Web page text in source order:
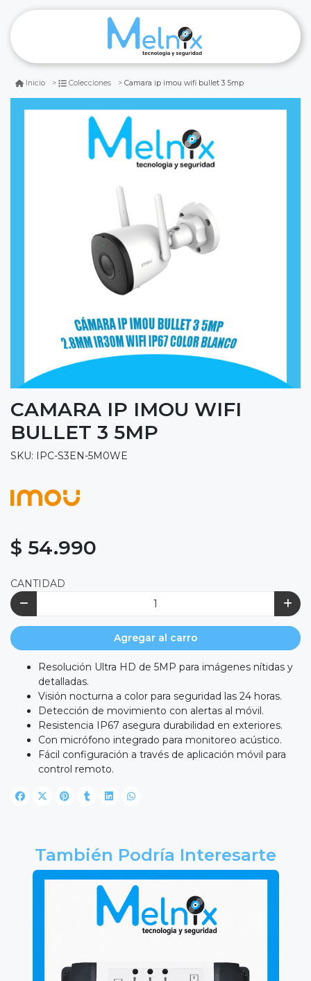
Inicio Colecciones Camara ip imou wifi bullet 3 5mp
CAMARA IP IMOU WIFI
BULLET 3 5MP
SKU: IPC-S3EN-5M0WE
$ 54.990
CANTIDAD
Agregar al carro
Resolución Ultra HD de 5MP para imágenes nítidas y
detalladas.
Visión nocturna a color para seguridad las 24 horas.
Detección de movimiento con alertas al móvil.
Resistencia IP67 asegura durabilidad en exteriores.
Con micrófono integrado para monitoreo acústico.
Fácil configuración a través de aplicación móvil para
control remoto.
También Podría Interesarte